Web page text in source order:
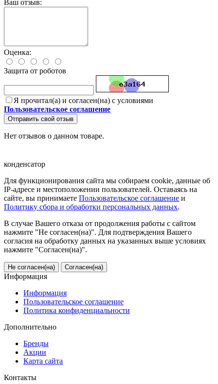
Ваш отзыв:
Оценка:
Защита от роботов
Я прочитал(а) и согласен(на) с условиями
Пользовательское соглашение
Отправить свой отзыв
Нет отзывов о данном товаре.
конденсатор
Для функционирования сайта мы собираем cookie, данные об
IP-адресе и местоположении пользователей. Оставаясь на
сайте, вы принимаете Пользовательское соглашение и
Политику сбора и обработки персональных данных.
В случае Вашего отказа от продолжения работы с сайтом
нажмите "Не согласен(на)". Для подтверждения Вашего
согласия на обработку данных на указанных выше условиях
нажмите "Согласен(на)".
Не согласен(на) Согласен(на)
Информация
Информация
Пользовательское соглашение
Политика конфиденциальности
Дополнительно
Бренды
Акции
Карта сайта
Контакты